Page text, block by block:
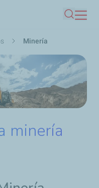
Buscar
Minería
minería